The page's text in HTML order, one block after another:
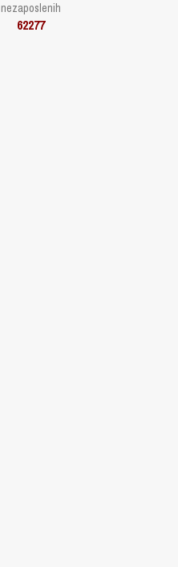
nezaposlenih
62277